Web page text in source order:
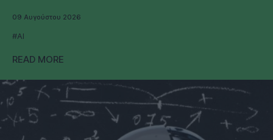
09 Αυγούστου 2026
#AI
READ MORE